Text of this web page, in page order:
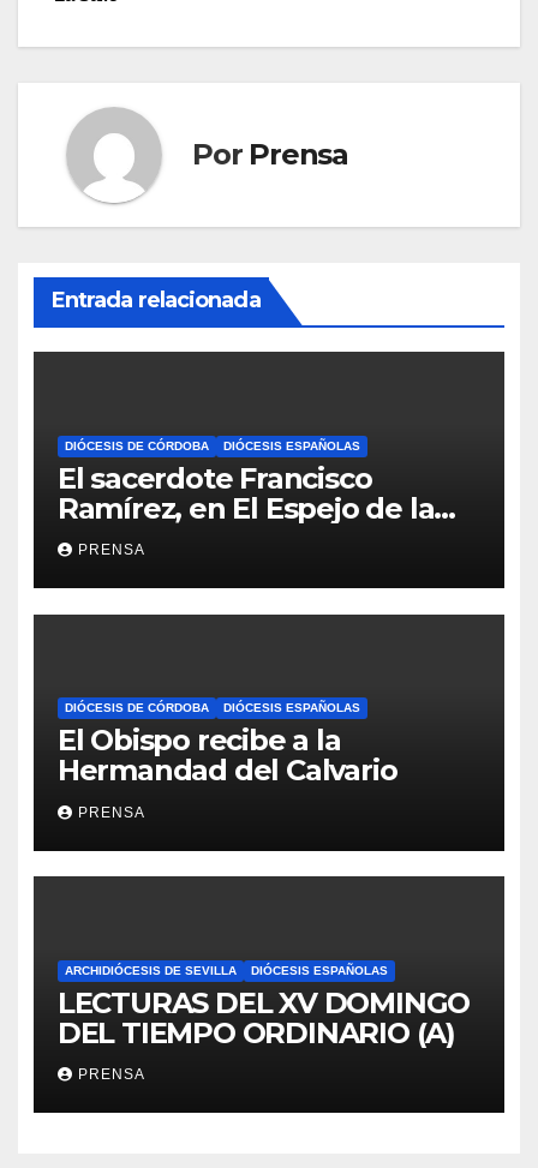
Por Prensa
Entrada relacionada
DIÓCESIS DE CÓRDOBA DIÓCESIS ESPAÑOLAS
El sacerdote Francisco
Ramírez, en El Espejo de la
Iglesia
PRENSA
DIÓCESIS DE CÓRDOBA DIÓCESIS ESPAÑOLAS
El Obispo recibe a la
Hermandad del Calvario
PRENSA
ARCHIDIÓCESIS DE SEVILLA DIÓCESIS ESPAÑOLAS
LECTURAS DEL XV DOMINGO
DEL TIEMPO ORDINARIO (A)
PRENSA